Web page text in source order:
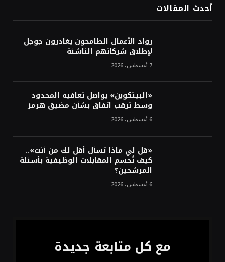
ترقب تطورات الوساطة بشأن الحرب
أحدث المقالات
رواد الأعمال الطامحون يغادرون جوجل
لإطلاق شركاتهم الناشئة
7 أغسطس، 2026
«البيتكوين» يواصل تعافيه المحدود
وسط ترقب اتفاق بشأن مضيق هرمز
6 أغسطس، 2026
«قل لي ماذا تسأل أقل لك من أنت»..
كيف تُحسم المقابلات الوظيفية بأسئلة
المرشحين؟
6 أغسطس، 2026
مع كل متابعة جديدة